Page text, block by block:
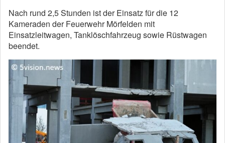
Nach rund 2,5 Stunden ist der Einsatz für die 12
Kameraden der Feuerwehr Mörfelden mit
Einsatzleitwagen, Tanklöschfahrzeug sowie Rüstwagen
beendet.